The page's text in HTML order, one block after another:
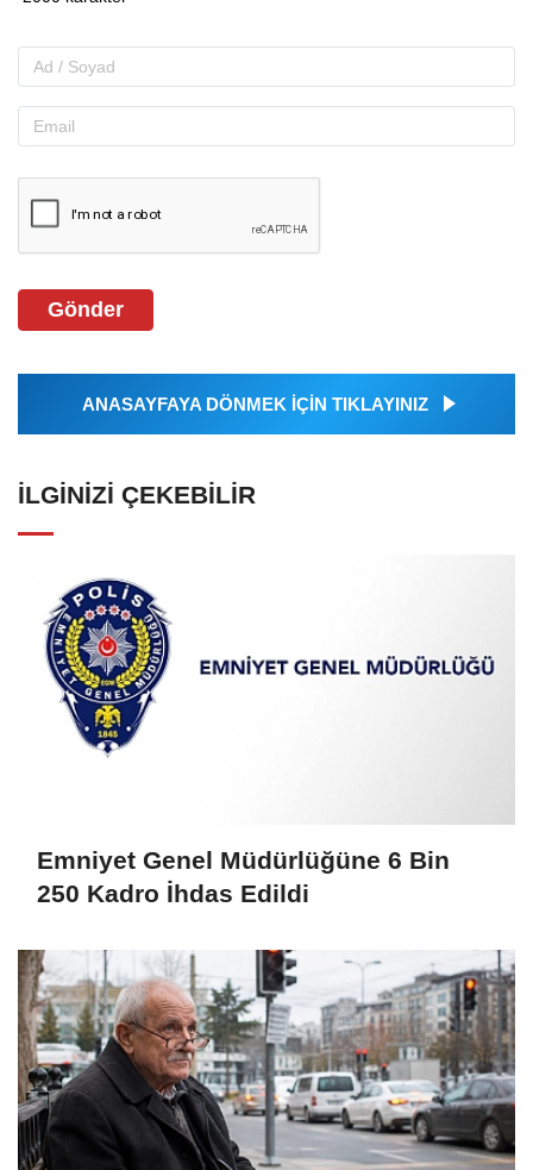
Gönder
ANASAYFAYA DÖNMEK İÇİN TIKLAYINIZ
İLGINIZI ÇEKEBILIR
Emniyet Genel Müdürlüğüne 6 Bin
250 Kadro İhdas Edildi